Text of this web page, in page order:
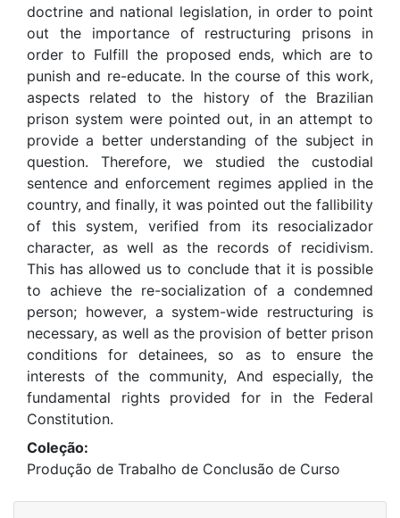
doctrine and national legislation, in order to point
out the importance of restructuring prisons in
order to Fulfill the proposed ends, which are to
punish and re-educate. In the course of this work,
aspects related to the history of the Brazilian
prison system were pointed out, in an attempt to
provide a better understanding of the subject in
question. Therefore, we studied the custodial
sentence and enforcement regimes applied in the
country, and finally, it was pointed out the fallibility
of this system, verified from its resocializador
character, as well as the records of recidivism.
This has allowed us to conclude that it is possible
to achieve the re-socialization of a condemned
person; however, a system-wide restructuring is
necessary, as well as the provision of better prison
conditions for detainees, so as to ensure the
interests of the community, And especially, the
fundamental rights provided for in the Federal
Constitution.
Coleção:
Produção de Trabalho de Conclusão de Curso